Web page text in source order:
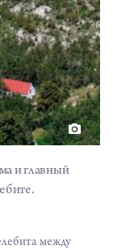
и главный
между